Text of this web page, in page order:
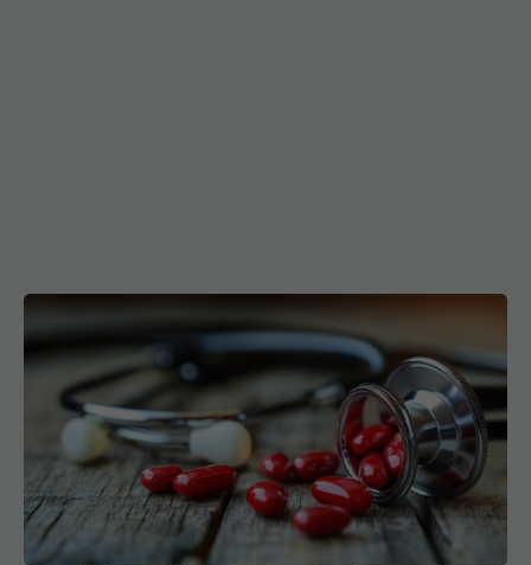
Ce trebuie să știi dacă iei statine. Impactul
asupra oaselor